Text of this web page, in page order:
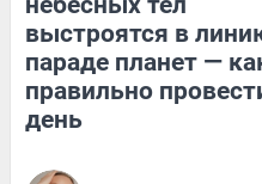
выстроятся в
параде планет —
правильно
день